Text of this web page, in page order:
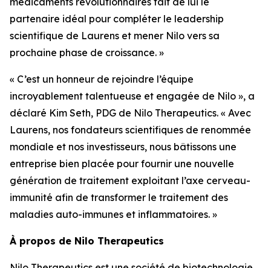
partenaire idéal pour compléter le leadership
scientifique de Laurens et mener Nilo vers sa
prochaine phase de croissance. »
« C’est un honneur de rejoindre l’équipe
incroyablement talentueuse et engagée de Nilo », a
déclaré Kim Seth, PDG de Nilo Therapeutics. « Avec
Laurens, nos fondateurs scientifiques de renommée
mondiale et nos investisseurs, nous bâtissons une
entreprise bien placée pour fournir une nouvelle
génération de traitement exploitant l’axe cerveau-
immunité afin de transformer le traitement des
maladies auto-immunes et inflammatoires. »
À propos de Nilo Therapeutics